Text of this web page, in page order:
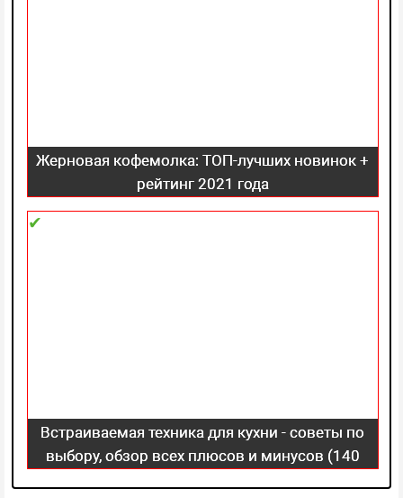
Жерновая кофемолка: ТОП-лучших новинок +
рейтинг 2021 года
Встраиваемая техника для кухни - советы по
выбору, обзор всех плюсов и минусов (140